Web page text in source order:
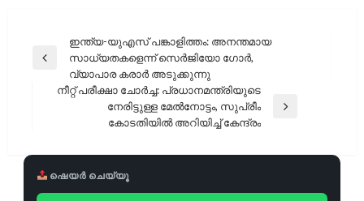
പോസ്റ്റുകളിലൂടെ
Previous
ഇന്ത്യ-യുഎസ് പങ്കാളിത്തം: അനന്തമായ
സാധ്യതകളെന്ന് സെർജിയോ ഗോർ,
വ്യാപാര കരാർ അടുക്കുന്നു
നീറ്റ് പരീക്ഷാ ചോർച്ച: പ്രധാനമന്ത്രിയുടെ
നേരിട്ടുള്ള മേൽനോട്ടം, സുപ്രീം
കോടതിയിൽ അറിയിച്ച് കേന്ദ്രം
ഷെയർ ചെയ്യൂ